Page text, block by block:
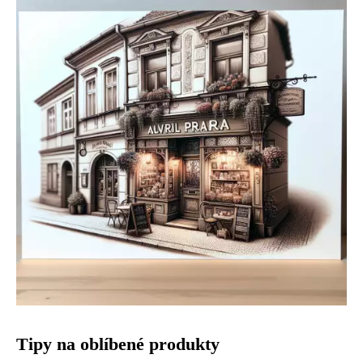
Tipy na oblíbené produkty